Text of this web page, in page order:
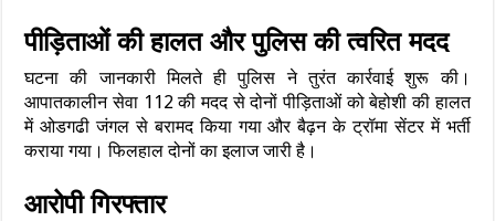
पीड़िताओं की हालत और पुलिस की त्वरित मदद
घटना की जानकारी मिलते ही पुलिस ने तुरंत कार्रवाई शुरू की।
आपातकालीन सेवा 112 की मदद से दोनों पीड़िताओं को बेहोशी की हालत
में ओडगढी जंगल से बरामद किया गया और बैढ़न के ट्रॉमा सेंटर में भर्ती
कराया गया। फिलहाल दोनों का इलाज जारी है।
आरोपी गिरफ्तार